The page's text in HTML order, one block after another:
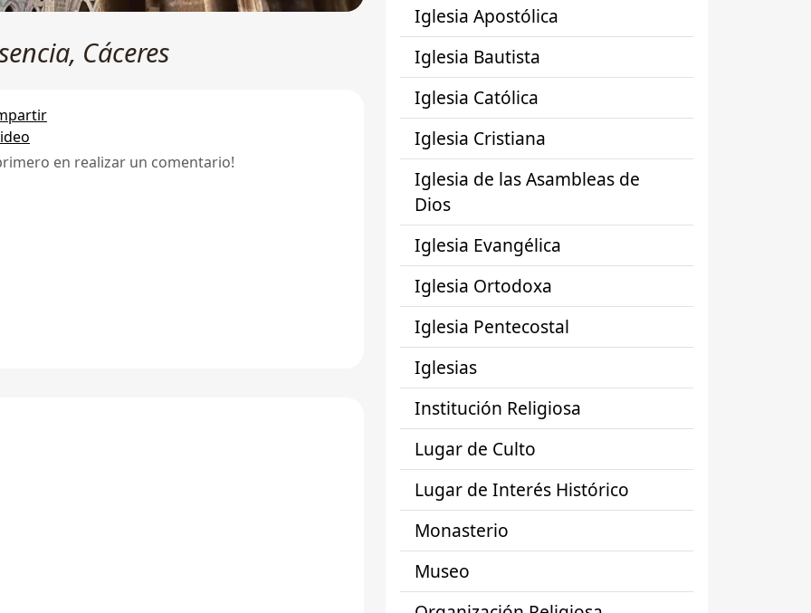
Cáceres
en realizar un comentario!
Iglesia Apostólica
Iglesia Bautista
Iglesia Católica
Iglesia Cristiana
Iglesia de las Asambleas de
Dios
Iglesia Evangélica
Iglesia Ortodoxa
Iglesia Pentecostal
Iglesias
Institución Religiosa
Lugar de Culto
Lugar de Interés Histórico
Monasterio
Museo